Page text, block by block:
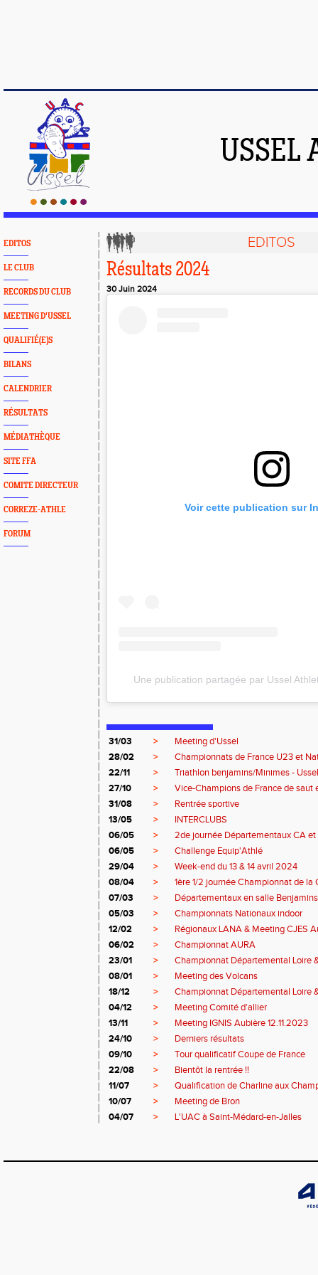
USSEL
EDITOS
LE CLUB
RECORDS DU CLUB
MEETING D'USSEL
QUALIFIÉ(E)S
BILANS
CALENDRIER
RÉSULTATS
MÉDIATHÈQUE
SITE FFA
COMITE DIRECTEUR
CORREZE-ATHLE
FORUM
EDITOS
Résultats 2024
30 Juin 2024
Voir cette publication sur
Une publication partagée par Ussel
31/03 >
Meeting d'Ussel
28/02
>
Championnats de France U23 et
22/11
>
Triathlon benjamins/Minimes - Ussel
27/10
>
Vice-Champions de France de saut
31/08
>
Rentrée sportive
13/05
>
INTERCLUBS
06/05
>
2de journée Départementaux CA et
06/05
>
Challenge Equip'Athlé
29/04
>
Week-end du 13 & 14 avril 2024
08/04
>
1ère 1/2 journée Championnat de la
07/03
>
Départementaux en salle
05/03
>
Championnats Nationaux indoor
12/02
>
Régionaux LANA & Meeting CJES
06/02
>
Championnat AURA
23/01
>
Championnat Départemental Loire
08/01
>
Meeting des Volcans
18/12
>
Championnat Départemental Loire
04/12
>
Meeting Comité d'allier
13/11
>
Meeting IGNIS Aubière 12.11.2023
24/10
>
Derniers résultats
09/10
>
Tour qualificatif Coupe de France
22/08
>
Bientôt la rentrée !!
11/07
>
Qualification de Charline aux
10/07
>
Meeting de Bron
04/07
> L'UAC à Saint-Médard-en-Jalles